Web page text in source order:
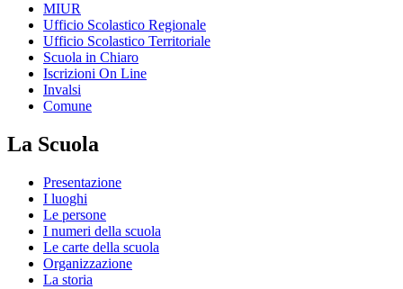
MIUR
Ufficio Scolastico Regionale
Ufficio Scolastico Territoriale
Scuola in Chiaro
Iscrizioni On Line
Invalsi
Comune
La Scuola
Presentazione
I luoghi
Le persone
I numeri della scuola
Le carte della scuola
Organizzazione
La storia